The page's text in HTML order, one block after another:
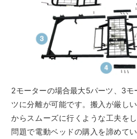
2モーターの場合最大5パーツ、3
ツに分離が可能です。搬入が厳し
からスムーズに行くような工夫を
問題で電動ベッドの購入を諦めて